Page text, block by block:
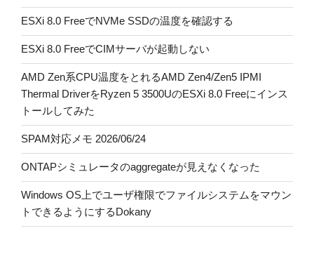
ESXi 8.0 FreeでNVMe SSDの温度を確認する
ESXi 8.0 FreeでCIMサーバが起動しない
AMD Zen系CPU温度をとれるAMD Zen4/Zen5 IPMI
Thermal DriverをRyzen 5 3500UのESXi 8.0 Freeにインス
トールしてみた
SPAM対応メモ 2026/06/24
ONTAPシミュレータのaggregateが見えなくなった
Windows OS上でユーザ権限でファイルシステムをマウン
トできるようにするDokany